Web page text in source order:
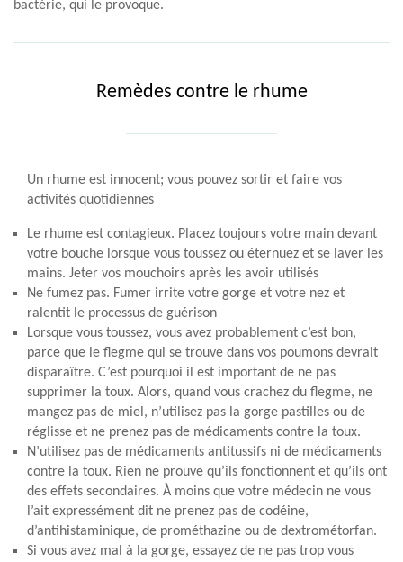
bactérie, qui le provoque.
Remèdes contre le rhume
Un rhume est innocent; vous pouvez sortir et faire vos
activités quotidiennes
Le rhume est contagieux. Placez toujours votre main devant
votre bouche lorsque vous toussez ou éternuez et se laver les
mains. Jeter vos mouchoirs après les avoir utilisés
Ne fumez pas. Fumer irrite votre gorge et votre nez et
ralentit le processus de guérison
Lorsque vous toussez, vous avez probablement c’est bon,
parce que le flegme qui se trouve dans vos poumons devrait
disparaître. C’est pourquoi il est important de ne pas
supprimer la toux. Alors, quand vous crachez du flegme, ne
mangez pas de miel, n’utilisez pas la gorge pastilles ou de
réglisse et ne prenez pas de médicaments contre la toux.
N’utilisez pas de médicaments antitussifs ni de médicaments
contre la toux. Rien ne prouve qu’ils fonctionnent et qu’ils ont
des effets secondaires. À moins que votre médecin ne vous
l’ait expressément dit ne prenez pas de codéine,
d’antihistaminique, de prométhazine ou de dextrométorfan.
Si vous avez mal à la gorge, essayez de ne pas trop vous